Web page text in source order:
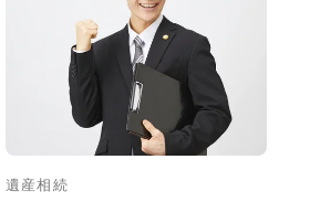
遺産相続